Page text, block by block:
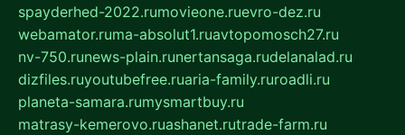
spayderhed-2022.rumovieone.ruevro-dez.ru
webamator.ruma-absolut1.ruavtopomosch27.ru
nv-750.runews-plain.runertansaga.rudelanalad.ru
dizfiles.ruyoutubefree.ruaria-family.ruroadli.ru
planeta-samara.rumysmartbuy.ru
matrasy-kemerovo.ruashanet.rutrade-farm.ru